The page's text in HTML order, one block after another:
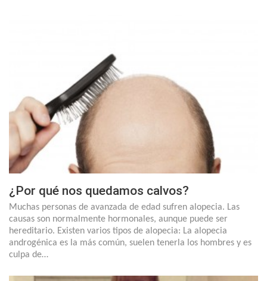
¿Por qué nos quedamos calvos?
Muchas personas de avanzada de edad sufren alopecia. Las
causas son normalmente hormonales, aunque puede ser
hereditario. Existen varios tipos de alopecia: La alopecia
androgénica es la más común, suelen tenerla los hombres y es
culpa de…